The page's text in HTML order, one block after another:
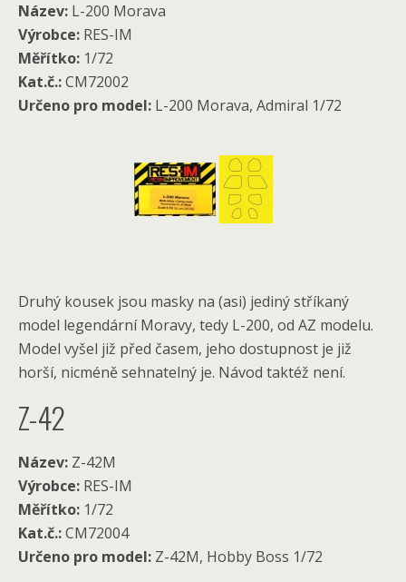
Název: L-200 Morava
Výrobce: RES-IM
Měřítko: 1/72
Kat.č.:CM72002
Určeno pro model: L-200 Morava, Admiral 1/72
Druhý kousek jsou masky na (asi) jediný stříkaný
model legendární Moravy, tedy L-200, od AZ modelu.
Model vyšel již před časem, jeho dostupnost je již
horší, nicméně sehnatelný je. Návod taktéž není.
Z-42
Název: Z-42M
Výrobce: RES-IM
Měřítko: 1/72
Kat.č.:CM72004
Určeno pro model: Z-42M, Hobby Boss 1/72